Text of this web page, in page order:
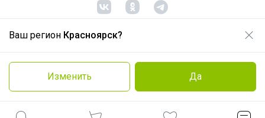
Ваш регион Красноярск?
Изменить Да
© ООО "Лявита", ОГРН 1122468054070, 2012 -2026
Политика конфиденциальности
Cоглашение пользователя